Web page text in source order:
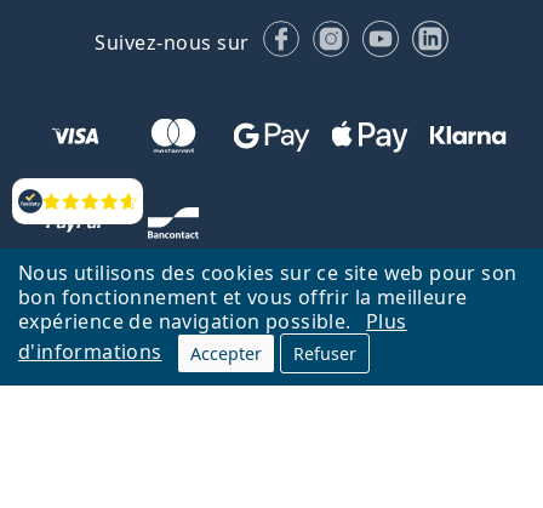
Nous utilisons des cookies sur ce site web pour son
bon fonctionnement et vous offrir la meilleure
expérience de navigation possible.
Plus
d'informations
Accepter Refuser
Évaluation
Suivez-nous sur FacebookInstagram
YouTubeLinkedIn
Retour à la page d'accueil Haut
Nederlands